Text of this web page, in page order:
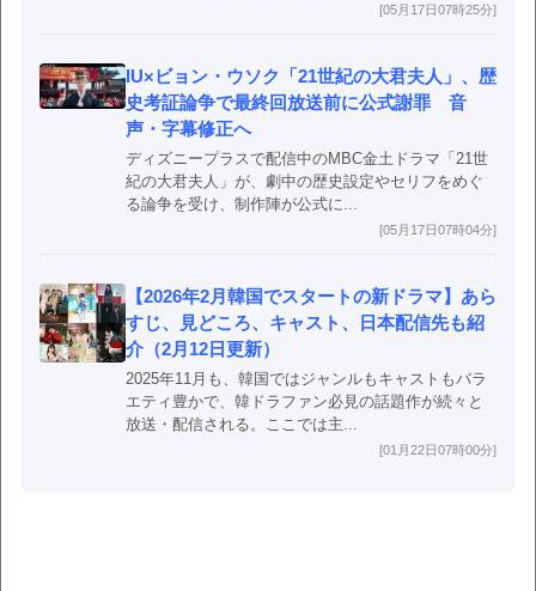
[05月17日07時25分]
IU×ビョン・ウソク「21世紀の大君夫人」、歴
史考証論争で最終回放送前に公式謝罪 音
声・字幕修正へ
ディズニープラスで配信中のMBC金土ドラマ「21世
紀の大君夫人」が、劇中の歴史設定やセリフをめぐ
る論争を受け、制作陣が公式に...
[05月17日07時04分]
【2026年2月韓国でスタートの新ドラマ】あら
すじ、見どころ、キャスト、日本配信先も紹
介（2月12日更新）
2025年11月も、韓国ではジャンルもキャストもバラ
エティ豊かで、韓ドラファン必見の話題作が続々と
放送・配信される。ここでは主...
[01月22日07時00分]